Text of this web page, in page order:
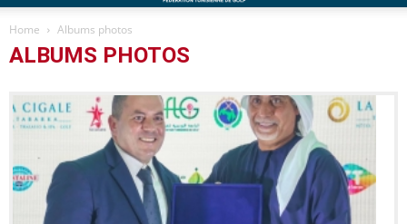
Home Albums photos
ALBUMS PHOTOS